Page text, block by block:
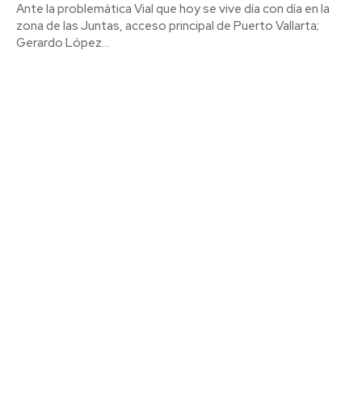
Ante la problemática Vial que hoy se vive día con día en la
zona de las Juntas, acceso principal de Puerto Vallarta;
Gerardo López...